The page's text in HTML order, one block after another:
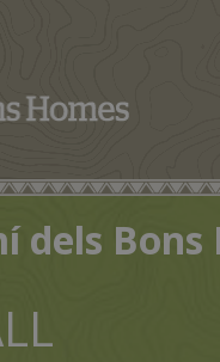
dels